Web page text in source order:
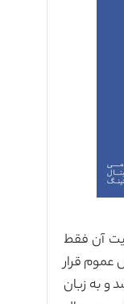
آن فقط
عموم قرار
و به زبان